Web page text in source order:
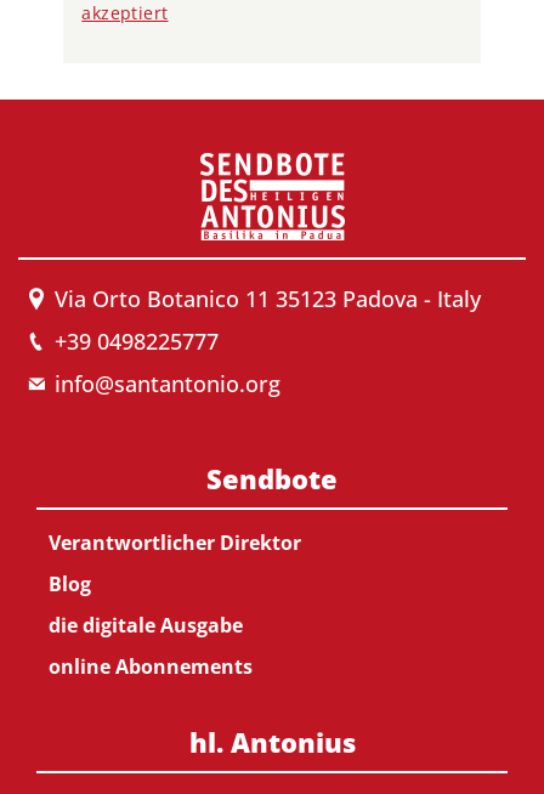
akzeptiert
Via Orto Botanico 11 35123 Padova - Italy
+39 0498225777
info@santantonio.org
Sendbote
Verantwortlicher Direktor
Blog
die digitale Ausgabe
online Abonnements
hl. Antonius